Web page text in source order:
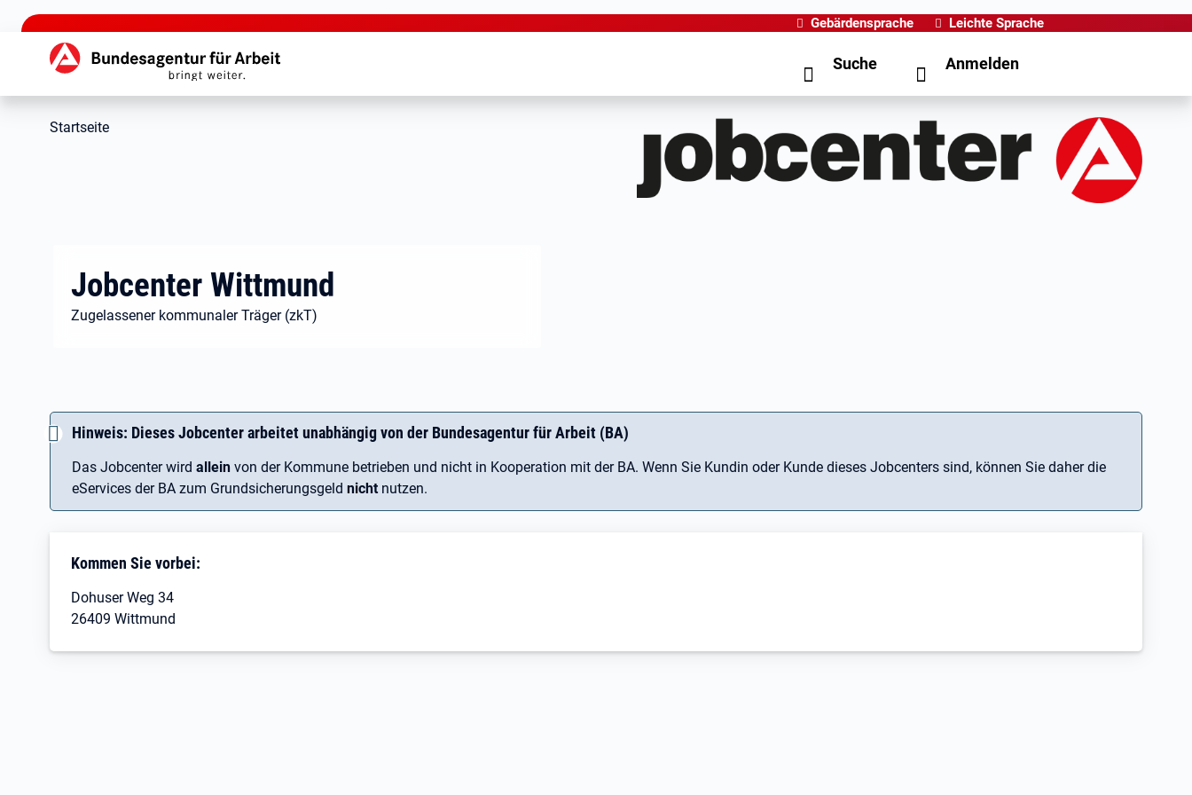
zu den Hauptinhalten springen
Gebärdensprache Leichte Sprache
Hauptnavigation Suche Anmelden
Startseite
Jobcenter Wittmund
Zugelassener kommunaler Träger (zkT)
Hinweis: Dieses Jobcenter arbeitet unabhängig von der Bundesagentur für Arbeit (BA)
Das Jobcenter wird allein von der Kommune betrieben und nicht in Kooperation mit der BA. Wenn Sie Kundin oder Kunde dieses Jobcenters sind, können Sie daher die
eServices der BA zum Grundsicherungsgeld nicht nutzen.
Kommen Sie vorbei:
Dohuser Weg 34
26409 Wittmund